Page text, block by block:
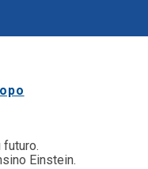
futuro.
Einstein.